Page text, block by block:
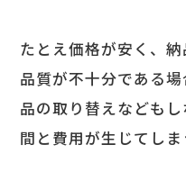
たとえ価格が安く、納
品質が不十分である
品の取り替えなども
間と費用が生じてしま